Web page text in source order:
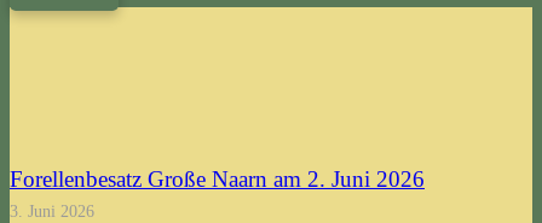
Forellenbesatz Große Naarn am 2. Juni 2026
3. Juni 2026